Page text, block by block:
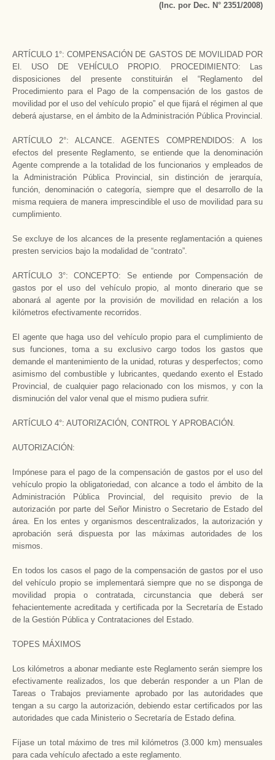
(Inc. por Dec. N° 2351/2008)
ARTÍCULO 1°: COMPENSACIÓN DE GASTOS DE MOVILIDAD POR
El. USO DE VEHÍCULO PROPIO. PROCEDIMIENTO: Las
disposiciones del presente constituirán el “Reglamento del
Procedimiento para el Pago de la compensación de los gastos de
movilidad por el uso del vehículo propio” el que fijará el régimen al que
deberá ajustarse, en el ámbito de la Administración Pública Provincial.­
ARTÍCULO 2°: ALCANCE. AGENTES COMPRENDIDOS: A los
efectos del presente Reglamento, se entiende que la denominación
Agente comprende a la totalidad de los funcionarios y empleados de
la Administración Pública Provincial, sin distinción de jerarquía,
función, denominación o categoría, siempre que el desarrollo de la
misma requiera de manera imprescindible el uso de movilidad para su
cumplimiento.
Se excluye de los alcances de la presente reglamentación a quienes
presten servicios bajo la modalidad de “contrato”.­
ARTÍCULO 3°: CONCEPTO: Se entiende por Compensación de
gastos por el uso del vehículo propio, al monto dinerario que se
abonará al agente por la provisión de movilidad en relación a los
kilómetros efectivamente recorridos.
El agente que haga uso del vehículo propio para el cumplimiento de
sus funciones, toma a su exclusivo cargo todos los gastos que
demande el mantenimiento de la unidad, roturas y desperfectos; como
asimismo del combustible y lubricantes, quedando exento el Estado
Provincial, de cualquier pago relacionado con los mismos, y con la
disminución del valor venal que el mismo pudiera sufrir.­
ARTÍCULO 4°: AUTORIZACIÓN, CONTROL Y APROBACIÓN.
AUTORIZACIÓN:
Impónese para el pago de la compensación de gastos por el uso del
vehículo propio la obligatoriedad, con alcance a todo el ámbito de la
Administración Pública Provincial, del requisito previo de la
autorización por parte del Señor Ministro o Secretario de Estado del
área. En los entes y organismos descentralizados, la autorización y
aprobación será dispuesta por las máximas autoridades de los
mismos.
En todos los casos el pago de la compensación de gastos por el uso
del vehículo propio se implementará siempre que no se disponga de
movilidad propia o contratada, circunstancia que deberá ser
fehacientemente acreditada y certificada por la Secretaría de Estado
de la Gestión Pública y Contrataciones del Estado.­
TOPES MÁXIMOS
Los kilómetros a abonar mediante este Reglamento serán siempre los
efectivamente realizados, los que deberán responder a un Plan de
Tareas o Trabajos previamente aprobado por las autoridades que
tengan a su cargo la autorización, debiendo estar certificados por las
autoridades que cada Ministerio o Secretaría de Estado defina.
Fíjase un total máximo de tres mil kilómetros (3.000 km) mensuales
para cada vehículo afectado a este reglamento.